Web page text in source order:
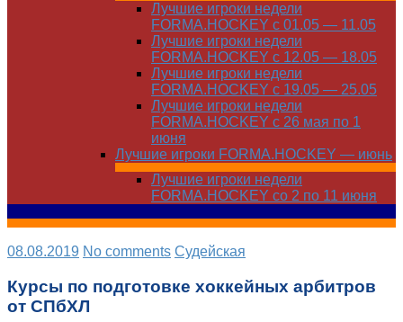
Лучшие игроки недели
FORMA.HOCKEY с 01.05 — 11.05
Лучшие игроки недели
FORMA.HOCKEY с 12.05 — 18.05
Лучшие игроки недели
FORMA.HOCKEY с 19.05 — 25.05
Лучшие игроки недели
FORMA.HOCKEY с 26 мая по 1
июня
Лучшие игроки FORMA.HOCKEY — июнь
Лучшие игроки недели
FORMA.HOCKEY со 2 по 11 июня
08.08.2019 No comments Судейская
Курсы по подготовке хоккейных арбитров
от СПбХЛ